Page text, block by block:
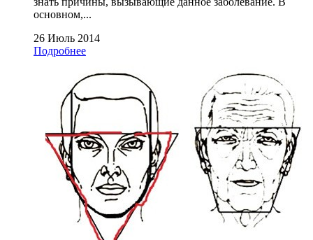
основном,...
26 Июль 2014
Подробнее